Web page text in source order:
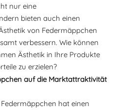
nur eine
bieten auch einen
von Federmäppchen
verbessern. Wie können
Ästhetik in Ihre Produkte
zu erzielen?
auf die Marktattraktivität
hat einen